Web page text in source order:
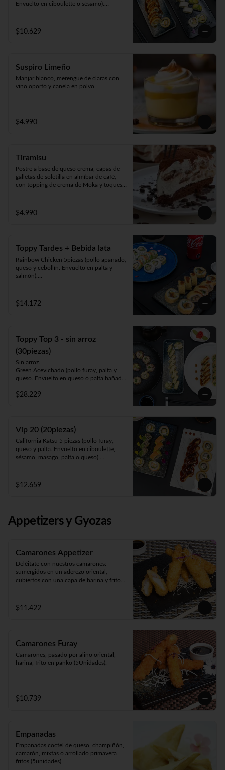
Envuelto en ciboulette o sésamo).
Panko Katsu 10 piezas (pollo apanado,
queso y cebollín. Frito en panko).
$10.629
Suspiro Limeño
Manjar blanco, merengue de claras con
vino oporto y canela en polvo.
$4.990
Tiramisu
Postre a base de queso crema, capas de
galletas de soletilla en almíbar de café,
con topping de crema de Moka y toques
$4.990
Toppy Tardes + Bebida lata
Rainbow Chicken 5piezas (pollo apanado,
queso y cebollín. Envuelto en palta y
salmón).
Panko Mushroom 10piezas (champiñón,
queso y cebollín. Frito en Panko).
$14.172
Toppy Top 3 - sin arroz
(30piezas)
Sin arroz.
Green Acevichado (pollo furay, palta y
queso. Envuelto en queso o palta bañada
Acevichado Top (camarón furay, atún,
camarón furay o pollo furay. Envuelto en
pollo y Frito en panko acompañado de
salsa teriyaki).
$28.229
Vip 20 (20piezas)
California Katsu 5 piezas (pollo furay,
queso y palta. Envuelto en ciboulette,
sésamo, masago, palta o queso).
palta).
Panko Ebi 10 piezas (camarón, queso y
$12.659
Appetizers y Gyozas
Camarones Appetizer
Deléitate con nuestros camarones:
sumergidos en un aderezo oriental,
cubiertos con una capa de harina y fritos
de cinco unidades repletas de sabor!
$11.422
Camarones Furay
Camarones, pasado por aliño oriental,
harina, frito en panko (5Unidades).
$10.739
Empanadas
Empanadas coctel de queso, champiñón,
camarón, mixtas o arrollado primavera
fritos (5unidades).